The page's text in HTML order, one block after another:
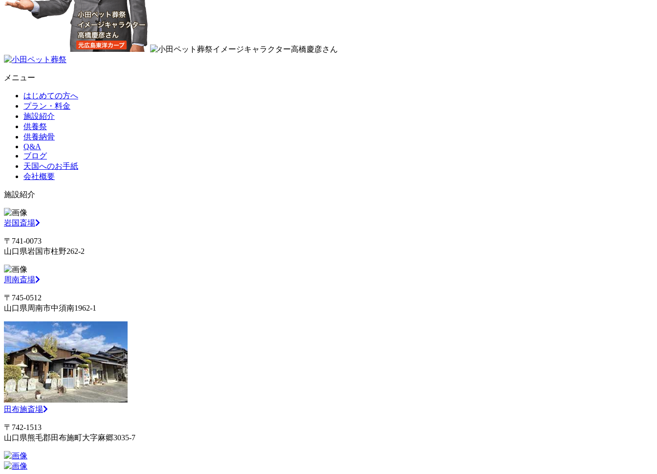
メニュー
はじめての方へ
プラン・料金
施設紹介
供養祭
供養納骨
Q&A
ブログ
天国へのお手紙
会社概要
施設紹介
岩国斎場
〒741-0073
山口県岩国市柱野262-2
周南斎場
〒745-0512
山口県周南市中須南1962-1
田布施斎場
〒742-1513
山口県熊毛郡田布施町大字麻郷3035-7